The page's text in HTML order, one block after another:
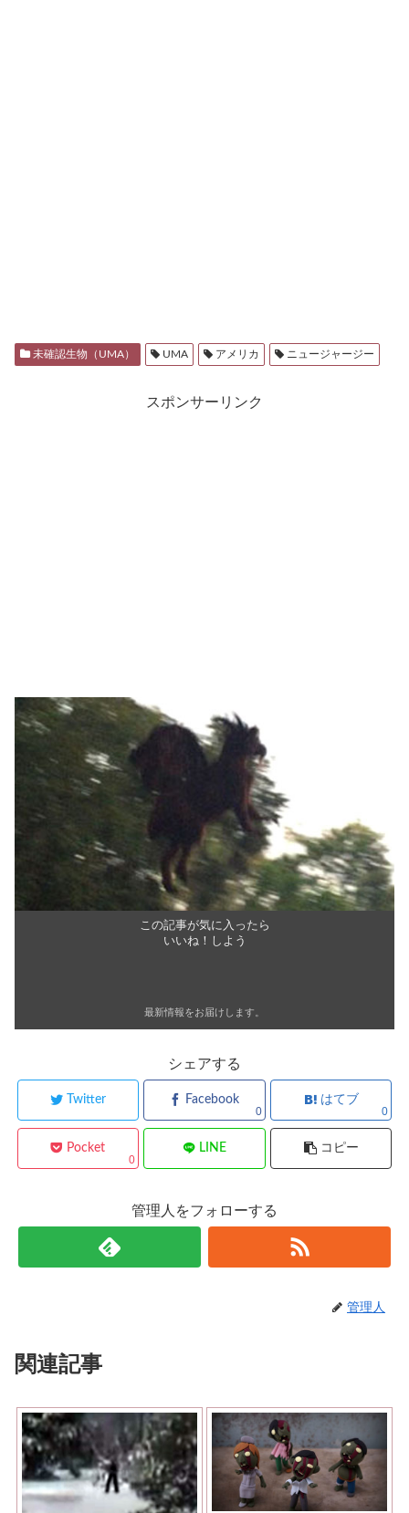
未確認生物（UMA） UMA アメリカ ニュージャージー
スポンサーリンク
この記事が気に入ったら
いいね！しよう
最新情報をお届けします。
シェアする
Twitter
Facebook
0
はてブ
0
Pocket
0
LINE コピー
管理人をフォローする
管理人
関連記事